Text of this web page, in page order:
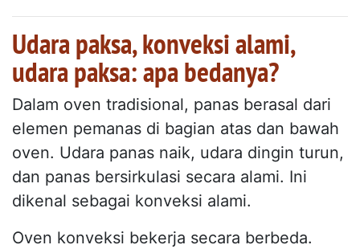
Udara paksa, konveksi alami,
udara paksa: apa bedanya?
Dalam oven tradisional, panas berasal dari
elemen pemanas di bagian atas dan bawah
oven. Udara panas naik, udara dingin turun,
dan panas bersirkulasi secara alami. Ini
dikenal sebagai konveksi alami.
Oven konveksi bekerja secara berbeda.